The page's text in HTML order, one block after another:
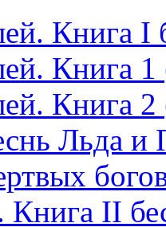
Книга I
Книга
Книга
Льда и
Книга II